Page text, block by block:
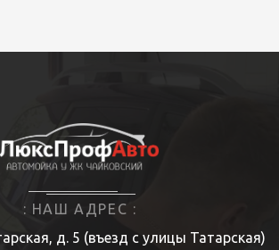
: НАШ АДРЕС :
д. 5 (въезд с улицы Татарская)